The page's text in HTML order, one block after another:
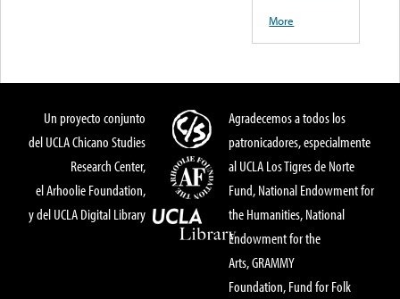
More
Un proyecto conjunto
del UCLA Chicano Studies
Research Center,
el Arhoolie Foundation,
y del UCLA Digital Library
Agradecemos a todos los
patronicadores, especialmente
al UCLA Los Tigres de Norte
Fund, National Endowment for
the Humanities, National
Endowment for the
Arts, GRAMMY
Foundation, Fund for Folk